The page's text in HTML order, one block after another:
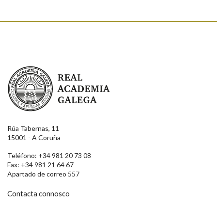
Real Academia Galega
Rúa Tabernas, 11
15001 - A Coruña
Teléfono: +34 981 20 73 08
Fax: +34 981 21 64 67
Apartado de correo 557
Contacta connosco